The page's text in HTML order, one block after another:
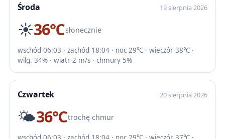
Środa 19 sierpnia 2026
☀️36℃słonecznie
wschód 06:03 · zachód 18:04 · noc 29℃ · wieczór 38℃ ·
wilg. 34% · wiatr 2 m/s · chmury 5%
Czwartek 20 sierpnia 2026
🌤️36℃trochę chmur